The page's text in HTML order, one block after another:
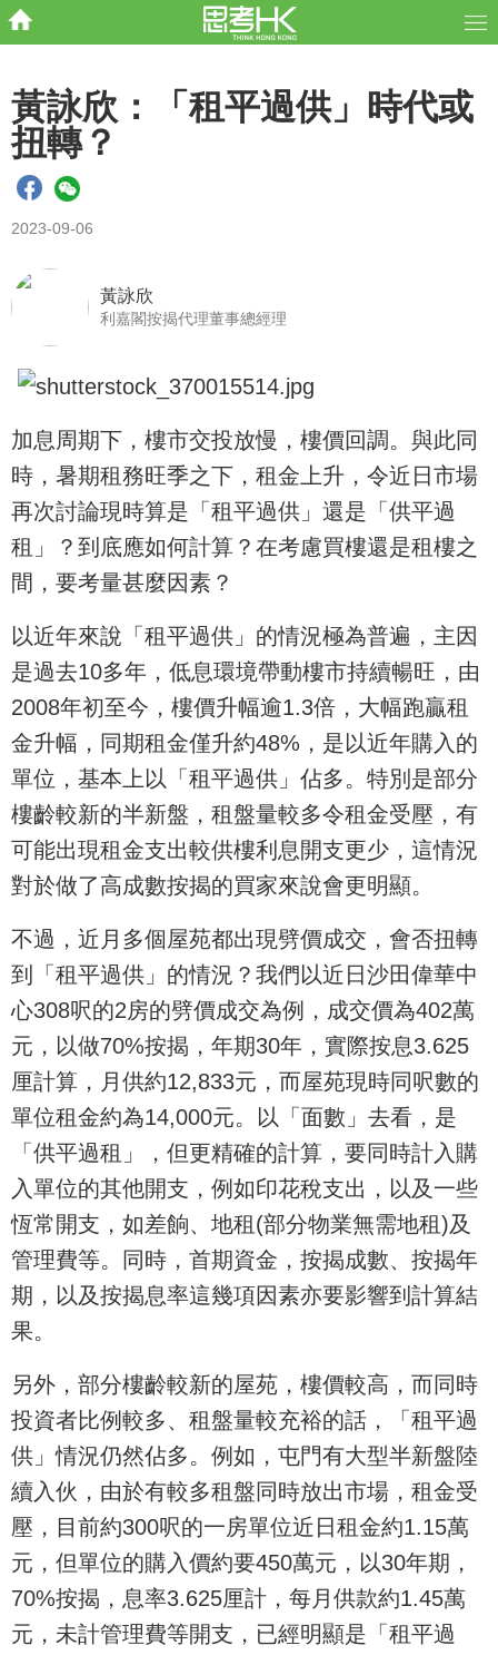
黃詠欣：「租平過供」時代或
扭轉？
2023-09-06
黃詠欣
利嘉閣按揭代理董事總經理
加息周期下，樓市交投放慢，樓價回調。與此同
時，暑期租務旺季之下，租金上升，令近日市場
再次討論現時算是「租平過供」還是「供平過
租」？到底應如何計算？在考慮買樓還是租樓之
間，要考量甚麼因素？
以近年來說「租平過供」的情況極為普遍，主因
是過去10多年，低息環境帶動樓市持續暢旺，由
2008年初至今，樓價升幅逾1.3倍，大幅跑贏租
金升幅，同期租金僅升約48%，是以近年購入的
單位，基本上以「租平過供」佔多。特別是部分
樓齡較新的半新盤，租盤量較多令租金受壓，有
可能出現租金支出較供樓利息開支更少，這情況
對於做了高成數按揭的買家來說會更明顯。
不過，近月多個屋苑都出現劈價成交，會否扭轉
到「租平過供」的情況？我們以近日沙田偉華中
心308呎的2房的劈價成交為例，成交價為402萬
元，以做70%按揭，年期30年，實際按息3.625
厘計算，月供約12,833元，而屋苑現時同呎數的
單位租金約為14,000元。以「面數」去看，是
「供平過租」，但更精確的計算，要同時計入購
入單位的其他開支，例如印花稅支出，以及一些
恆常開支，如差餉、地租(部分物業無需地租)及
管理費等。同時，首期資金，按揭成數、按揭年
期，以及按揭息率這幾項因素亦要影響到計算結
果。
另外，部分樓齡較新的屋苑，樓價較高，而同時
投資者比例較多、租盤量較充裕的話，「租平過
供」情況仍然佔多。例如，屯門有大型半新盤陸
續入伙，由於有較多租盤同時放出市場，租金受
壓，目前約300呎的一房單位近日租金約1.15萬
元，但單位的購入價約要450萬元，以30年期，
70%按揭，息率3.625厘計，每月供款約1.45萬
元，未計管理費等開支，已經明顯是「租平過